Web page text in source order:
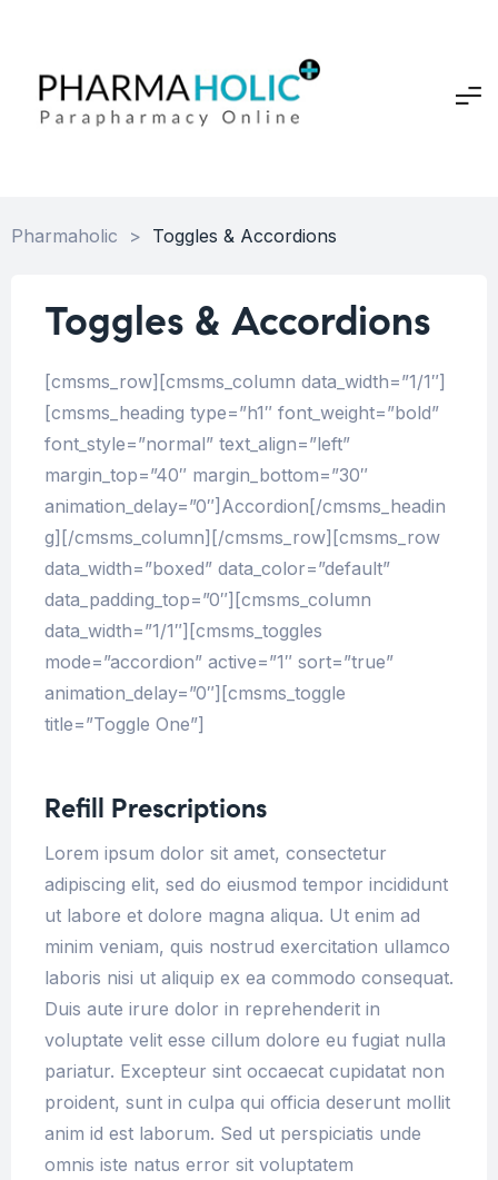
Pharmaholic > Toggles & Accordions
Toggles & Accordions
[cmsms_row][cmsms_column data_width=”1/1″]
[cmsms_heading type=”h1″ font_weight=”bold”
font_style=”normal” text_align=”left”
margin_top=”40″ margin_bottom=”30″
animation_delay=”0″]Accordion[/cmsms_headin
g][/cmsms_column][/cmsms_row][cmsms_row
data_width=”boxed” data_color=”default”
data_padding_top=”0″][cmsms_column
data_width=”1/1″][cmsms_toggles
mode=”accordion” active=”1″ sort=”true”
animation_delay=”0″][cmsms_toggle
title=”Toggle One”]
Refill Prescriptions
Lorem ipsum dolor sit amet, consectetur
adipiscing elit, sed do eiusmod tempor incididunt
ut labore et dolore magna aliqua. Ut enim ad
minim veniam, quis nostrud exercitation ullamco
laboris nisi ut aliquip ex ea commodo consequat.
Duis aute irure dolor in reprehenderit in
voluptate velit esse cillum dolore eu fugiat nulla
pariatur. Excepteur sint occaecat cupidatat non
proident, sunt in culpa qui officia deserunt mollit
anim id est laborum. Sed ut perspiciatis unde
omnis iste natus error sit voluptatem